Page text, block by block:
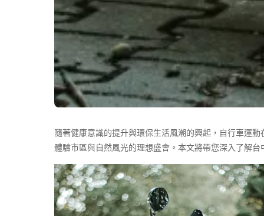
隨著健康意識的提升與環保生活風潮的興起，自行車運
體驗市區與自然風光的理想盛會。本文將帶您深入了解